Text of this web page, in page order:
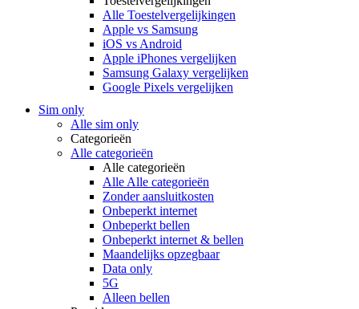
Alle Toestelvergelijkingen
Apple vs Samsung
iOS vs Android
Apple iPhones vergelijken
Samsung Galaxy vergelijken
Google Pixels vergelijken
Sim only
Alle sim only
Categorieën
Alle categorieën
Alle categorieën
Alle Alle categorieën
Zonder aansluitkosten
Onbeperkt internet
Onbeperkt bellen
Onbeperkt internet & bellen
Maandelijks opzegbaar
Data only
5G
Alleen bellen